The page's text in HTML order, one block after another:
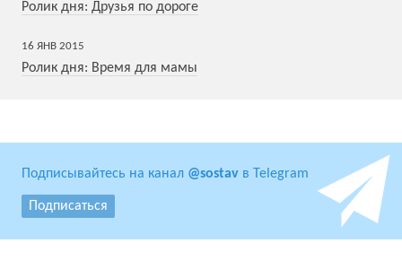
Ролик дня: Друзья по дороге
16 ЯНВ 2015
Ролик дня: Время для мамы
Подписывайтесь на канал @sostav в Telegram
Подписаться